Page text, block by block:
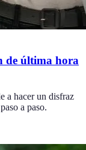
de última hora
a hacer un disfraz
a paso.